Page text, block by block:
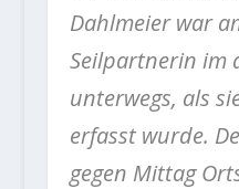
Dahlmeier war
Seilpartnerin im
unterwegs, als
erfasst wurde.
gegen Mittag